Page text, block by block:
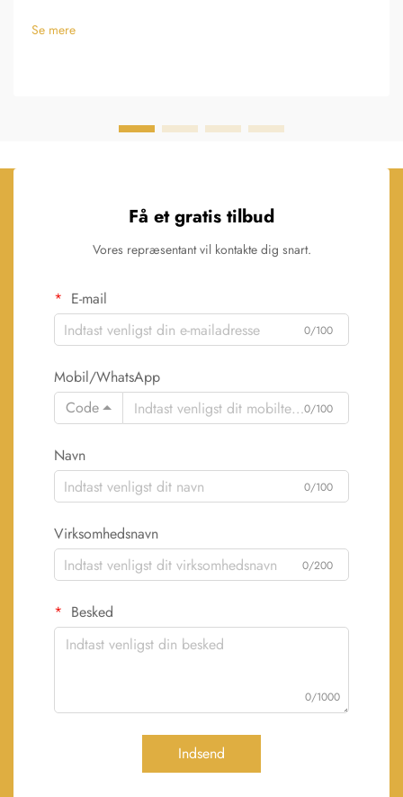
Se mere
Få et gratis tilbud
Vores repræsentant vil kontakte dig snart.
E-mail
0/100
Mobil/WhatsApp
Code
0/100
Navn
0/100
Virksomhedsnavn
0/200
Besked
0/1000
Indsend